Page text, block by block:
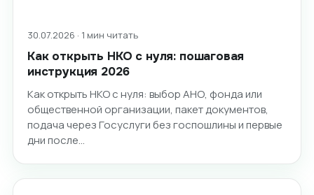
30.07.2026 · 1 мин читать
Как открыть НКО с нуля: пошаговая
инструкция 2026
Как открыть НКО с нуля: выбор АНО, фонда или
общественной организации, пакет документов,
подача через Госуслуги без госпошлины и первые
дни после…